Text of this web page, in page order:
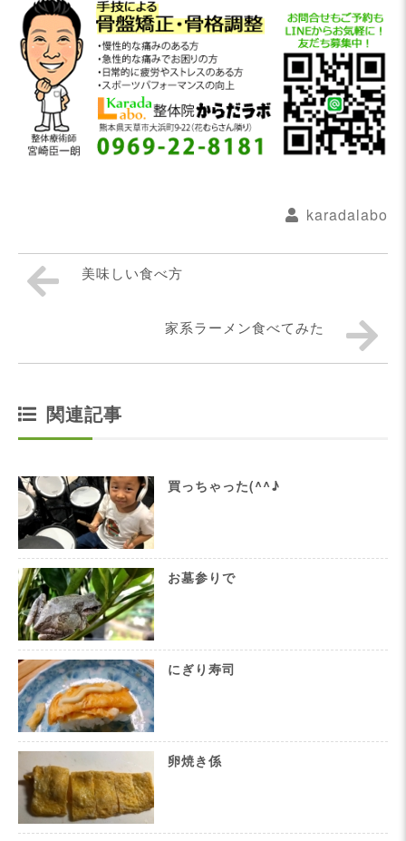
karadalabo
美味しい食べ方
家系ラーメン食べてみた
関連記事
買っちゃった(^^♪
お墓参りで
にぎり寿司
卵焼き係